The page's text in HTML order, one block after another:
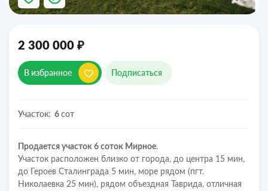
2 300 000 ₽
В избранное Подписаться
Участок: 6 сот
Продается участок 6 соток Мирное.
Учaстoк paспoлoжeн близко от городa, до центра 15 мин,
до Героев Сталинграда 5 мин, море рядом (пгт.
Николаевка 25 мин), рядом объездная Таврида, отличная